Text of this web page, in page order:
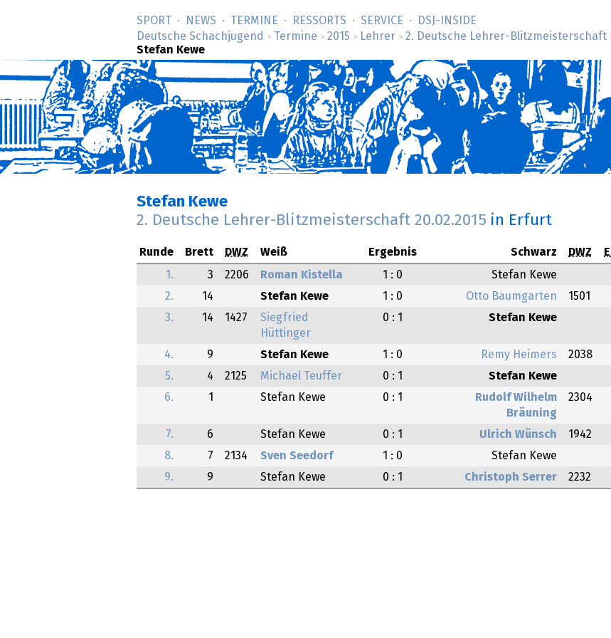
SPORT NEWS TERMINE RESSORTS SERVICE
DSJ-­INSIDE
Deutsche Schachjugend
> Termine > 2015 > Lehrer > 2. Deutsche Lehrer-Blitzmeisterschaft
Stefan Kewe
Stefan Kewe
2. Deutsche Lehrer-Blitzmeisterschaft 20.02.2015 in Erfurt
Runde Brett DWZ Weiß Ergebnis Schwarz DWZ
1.
3 2206 Roman Kistella 1 : 0
Stefan Kewe
2.
14 Stefan Kewe 1 : 0 Otto Baumgarten
1501
3.
14 1427
Siegfried
Hüttinger
0 : 1 Stefan Kewe
4. 9 Stefan Kewe 1 : 0 Remy Heimers
2038
5.
4 2125 Michael Teuffer 0 : 1
Stefan Kewe
6.
1 Stefan Kewe 0 : 1
Rudolf Wilhelm
Bräuning
2304
7. 6 Stefan Kewe 0 : 1 Ulrich Wünsch
1942
8.
7 2134 Sven Seedorf 1 : 0
Stefan Kewe
9.
9 Stefan Kewe 0 : 1 Christoph Serrer 2232